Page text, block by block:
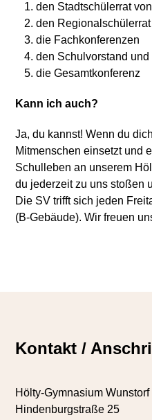
den Stadtschülerrat
den Regionalschülerrat
die Fachkonferenzen
den Schulvorstand und
die Gesamtkonferenz
Kann ich auch?
Ja, du kannst! Wenn du
Mitmenschen einsetzt und
Schulleben an unserem
du jederzeit zu uns stoßen
Die SV trifft sich jeden
(B-Gebäude). Wir freuen
Kontakt /
Hölty-Gymnasium Wunstorf
Hindenburgstraße 25